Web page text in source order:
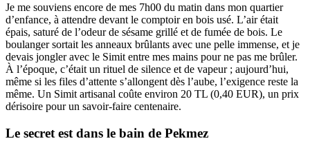
Je me souviens encore de mes 7h00 du matin dans mon quartier
d’enfance, à attendre devant le comptoir en bois usé. L’air était
épais, saturé de l’odeur de sésame grillé et de fumée de bois. Le
boulanger sortait les anneaux brûlants avec une pelle immense, et je
devais jongler avec le Simit entre mes mains pour ne pas me brûler.
À l’époque, c’était un rituel de silence et de vapeur ; aujourd’hui,
même si les files d’attente s’allongent dès l’aube, l’exigence reste la
même. Un Simit artisanal coûte environ 20 TL (0,40 EUR), un prix
dérisoire pour un savoir-faire centenaire.
Le secret est dans le bain de Pekmez